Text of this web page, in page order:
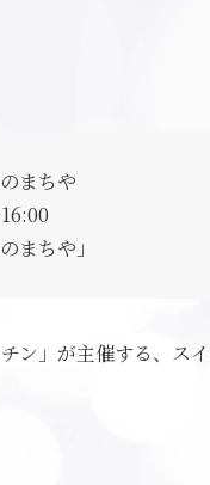
まちや
まちや」
ン」が主催する、ス